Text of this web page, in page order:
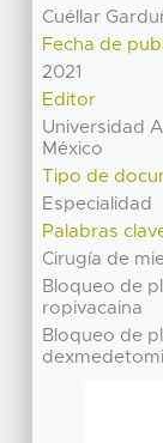
Cuéllar
Fecha de
2021
Editor
Universidad
México
Tipo de
Especialidad
Palabras
Cirugía de
Bloqueo de
ropivacaina
Bloqueo de